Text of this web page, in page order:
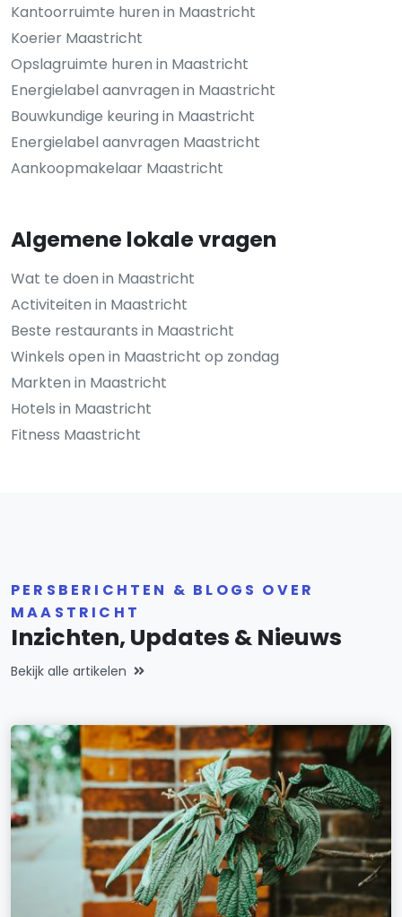
Kantoorruimte huren in Maastricht
Koerier Maastricht
Opslagruimte huren in Maastricht
Energielabel aanvragen in Maastricht
Bouwkundige keuring in Maastricht
Energielabel aanvragen Maastricht
Aankoopmakelaar Maastricht
Algemene lokale vragen
Wat te doen in Maastricht
Activiteiten in Maastricht
Beste restaurants in Maastricht
Winkels open in Maastricht op zondag
Markten in Maastricht
Hotels in Maastricht
Fitness Maastricht
PERSBERICHTEN & BLOGS OVER
MAASTRICHT
Inzichten, Updates & Nieuws
Bekijk alle artikelen